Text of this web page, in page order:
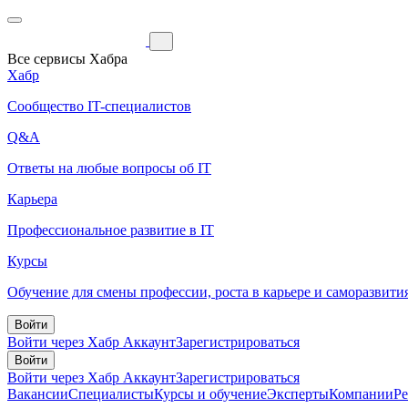
Все сервисы Хабра
Хабр
Сообщество IT-специалистов
Q&A
Ответы на любые вопросы об IT
Карьера
Профессиональное развитие в IT
Курсы
Обучение для смены профессии, роста в карьере и
Войти
Войти через Хабр АккаунтЗарегистрироваться
Войти
Войти через Хабр АккаунтЗарегистрироваться
ВакансииСпециалистыКурсы и обучениеЭкспертыКомпании